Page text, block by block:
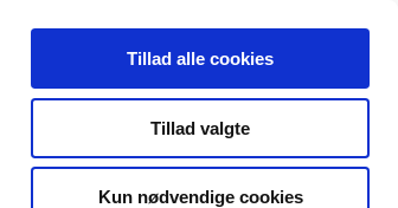
Tillad alle cookies
Tillad valgte
Kun nødvendige cookies
Særlige
produktområder